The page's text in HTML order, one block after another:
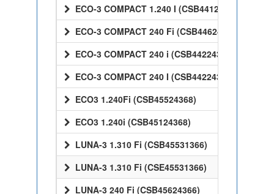
ECO-3 COMPACT 1.240 I (CSB44124368)
ECO-3 COMPACT 240 Fi (CSB44624368)
ECO-3 COMPACT 240 i (CSB44224368)
ECO-3 COMPACT 240 I (CSB44224368)
ECO3 1.240Fi (CSB45524368)
ECO3 1.240i (CSB45124368)
LUNA-3 1.310 Fi (CSB45531366)
LUNA-3 1.310 Fi (CSE45531366)
LUNA-3 240 Fi (CSB45624366)